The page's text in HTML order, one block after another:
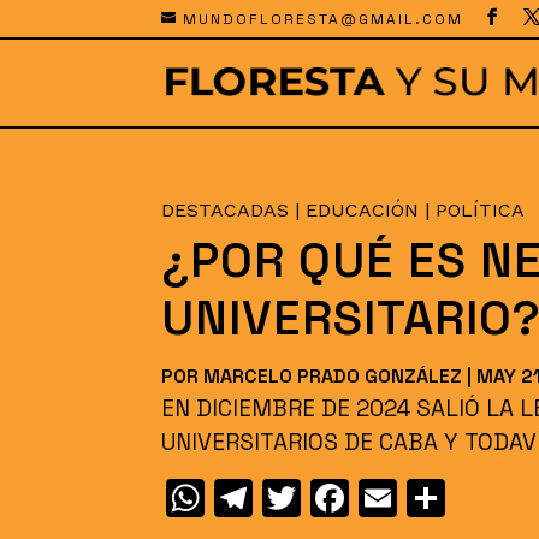
MUNDOFLORESTA@GMAIL.COM
DESTACADAS | EDUCACIÓN | POLÍTICA
¿POR QUÉ ES
UNIVERSITARIO?
POR MARCELO PRADO GONZÁLEZ MAY
EN DICIEMBRE DE 2024 SALIÓ LA
UNIVERSITARIOS DE CABA Y
W T
T
F
E